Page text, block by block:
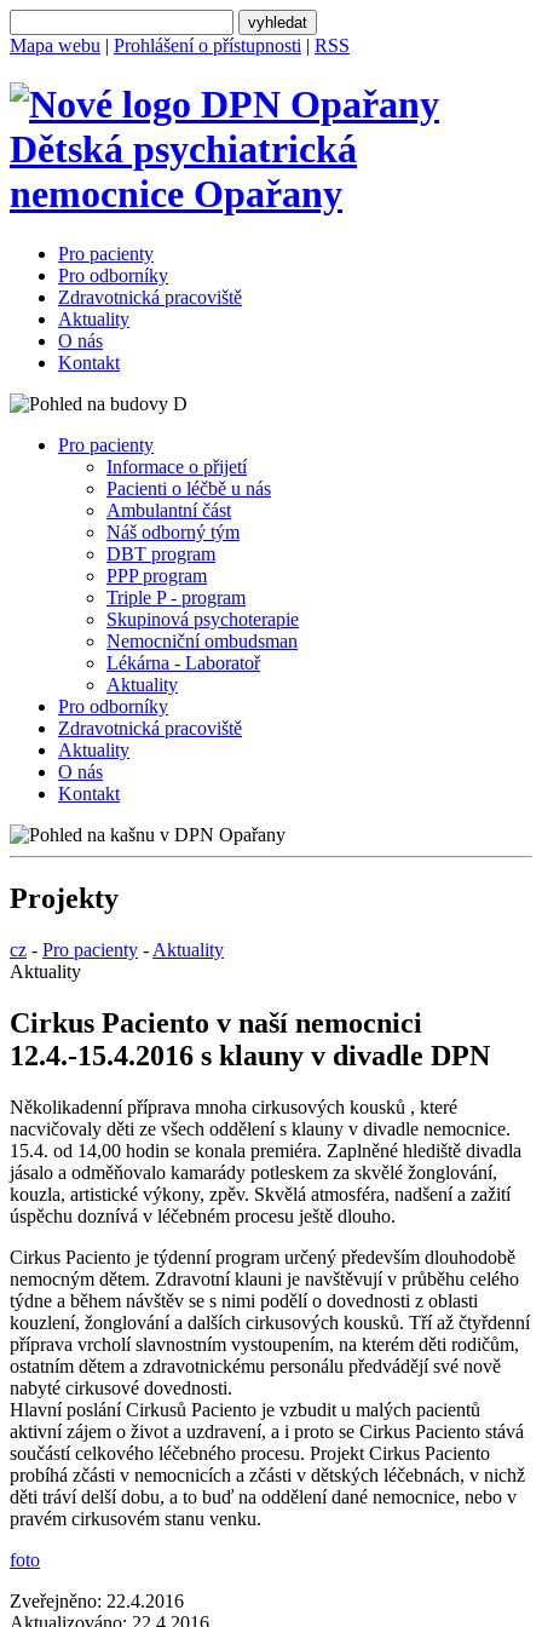
Mapa webu | Prohlášení o přístupnosti | RSS
Dětská psychiatrická
nemocnice Opařany
Pro pacienty
Pro odborníky
Zdravotnická pracoviště
Aktuality
O nás
Kontakt
Pro pacienty
Informace o přijetí
Pacienti o léčbě u nás
Ambulantní část
Náš odborný tým
DBT program
PPP program
Triple P - program
Skupinová psychoterapie
Nemocniční ombudsman
Lékárna - Laboratoř
Aktuality
Pro odborníky
Zdravotnická pracoviště
Aktuality
O nás
Kontakt
Projekty
cz - Pro pacienty - Aktuality
Aktuality
Cirkus Paciento v naší nemocnici
12.4.-15.4.2016 s klauny v divadle DPN
Několikadenní příprava mnoha cirkusových kousků , které
nacvičovaly děti ze všech oddělení s klauny v divadle nemocnice.
15.4. od 14,00 hodin se konala premiéra. Zaplněné hlediště divadla
jásalo a odměňovalo kamarády potleskem za skvělé žonglování,
kouzla, artistické výkony, zpěv. Skvělá atmosféra, nadšení a zažití
úspěchu doznívá v léčebném procesu ještě dlouho.
Cirkus Paciento je týdenní program určený především dlouhodobě
nemocným dětem. Zdravotní klauni je navštěvují v průběhu celého
týdne a během návštěv se s nimi podělí o dovednosti z oblasti
kouzlení, žonglování a dalších cirkusových kousků. Tří až čtyřdenní
příprava vrcholí slavnostním vystoupením, na kterém děti rodičům,
ostatním dětem a zdravotnickému personálu předvádějí své nově
nabyté cirkusové dovednosti.
Hlavní poslání Cirkusů Paciento je vzbudit u malých pacientů
aktivní zájem o život a uzdravení, a i proto se Cirkus Paciento stává
součástí celkového léčebného procesu. Projekt Cirkus Paciento
probíhá zčásti v nemocnicích a zčásti v dětských léčebnách, v nichž
děti tráví delší dobu, a to buď na oddělení dané nemocnice, nebo v
pravém cirkusovém stanu venku.
foto
Zveřejněno: 22.4.2016
Aktualizováno: 22.4.2016